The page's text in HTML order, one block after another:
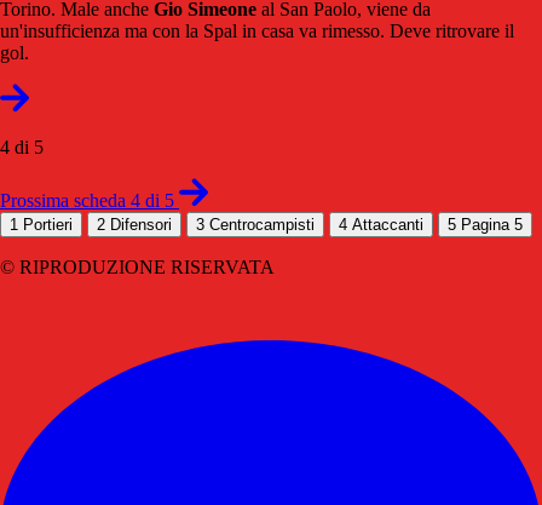
Torino. Male anche Gio Simeone al San Paolo, viene da
un'insufficienza ma con la Spal in casa va rimesso. Deve ritrovare il
gol.
4 di 5
Prossima scheda 4 di 5
1 Portieri 2 Difensori 3 Centrocampisti 4 Attaccanti 5 Pagina 5
© RIPRODUZIONE RISERVATA